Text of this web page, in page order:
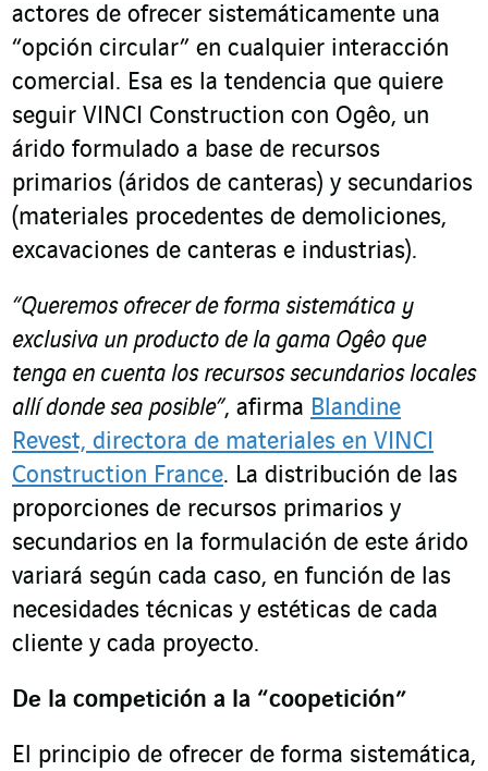
actores de ofrecer sistemáticamente una
“opción circular” en cualquier interacción
comercial. Esa es la tendencia que quiere
seguir VINCI Construction con Ogêo, un
árido formulado a base de recursos
primarios (áridos de canteras) y secundarios
(materiales procedentes de demoliciones,
excavaciones de canteras e industrias).
“Queremos ofrecer de forma sistemática y
exclusiva un producto de la gama Ogêo que
tenga en cuenta los recursos secundarios locales
allí donde sea posible”, afirma Blandine
Revest, directora de materiales en VINCI
Construction France. La distribución de las
proporciones de recursos primarios y
secundarios en la formulación de este árido
variará según cada caso, en función de las
necesidades técnicas y estéticas de cada
cliente y cada proyecto.
De la competición a la “coopetición”
El principio de ofrecer de forma sistemática,